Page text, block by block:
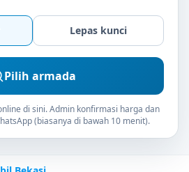
Lepas kunci
Pilih armada
di sini. Admin konfirmasi harga dan
(biasanya di bawah 10 menit).